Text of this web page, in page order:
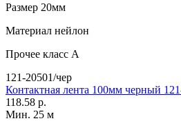
Размер 20мм
Материал нейлон
Прочее класс А
121-20501/чер
Контактная лента 100мм черный
118.58 р.
Мин. 25 м